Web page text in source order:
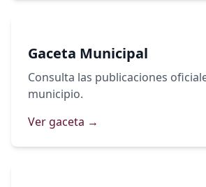
Gaceta Municipal
Consulta las publicaciones
municipio.
Ver gaceta →